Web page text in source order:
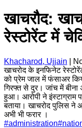
खाचरौद:
रेस्टोरेंट में
Khacharod, Ujjain
खाचरोद के इनफिनेट
को प्रेम जाल में फंसाअर
गिरफ्त से दुर। जांच में
हुआ। आरोपी ने इंस्टाग्राम
बताया। खाचरोद पुलिस ने
अभी भी फरार ।
#administration#